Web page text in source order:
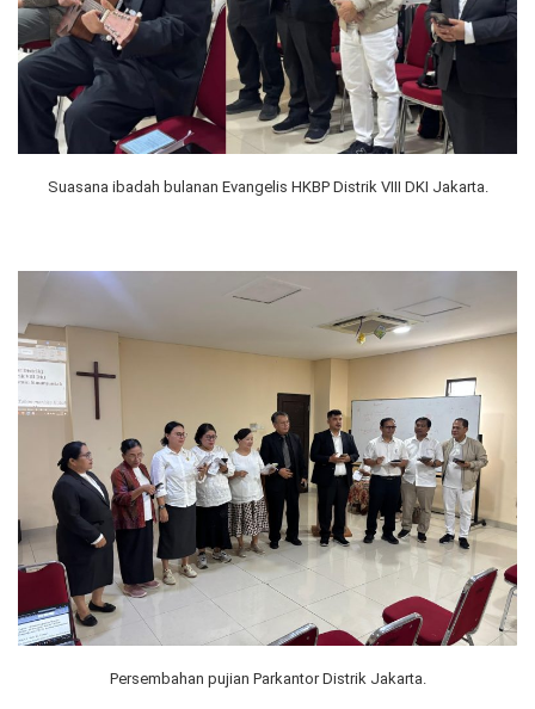
Suasana ibadah bulanan Evangelis HKBP Distrik VIII DKI Jakarta.
Persembahan pujian Parkantor Distrik Jakarta.